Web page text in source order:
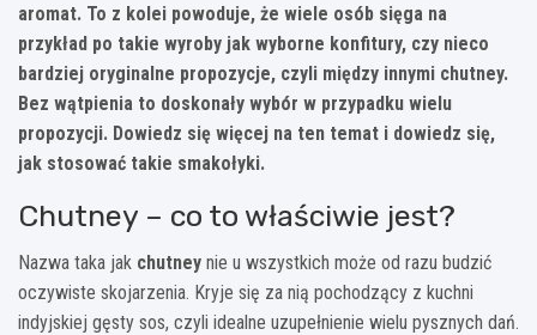
aromat. To z kolei powoduje, że wiele osób sięga na
przykład po takie wyroby jak wyborne konfitury, czy nieco
bardziej oryginalne propozycje, czyli między innymi chutney.
Bez wątpienia to doskonały wybór w przypadku wielu
propozycji. Dowiedz się więcej na ten temat i dowiedz się,
jak stosować takie smakołyki.
Chutney – co to właściwie jest?
Nazwa taka jak chutney nie u wszystkich może od razu budzić
oczywiste skojarzenia. Kryje się za nią pochodzący z kuchni
indyjskiej gęsty sos, czyli idealne uzupełnienie wielu pysznych dań.